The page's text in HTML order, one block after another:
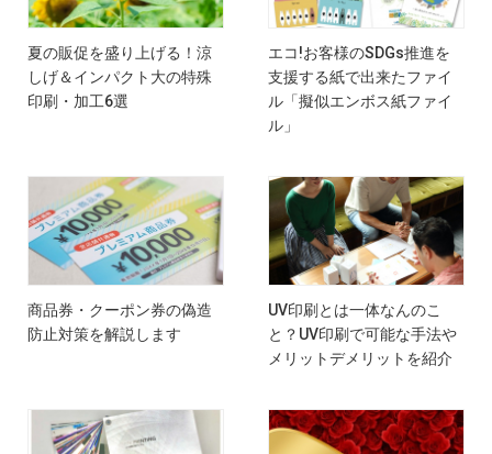
夏の販促を盛り上げる！涼
しげ＆インパクト大の特殊
印刷・加工6選
エコ!お客様のSDGs推進を
支援する紙で出来たファイ
ル「擬似エンボス紙ファイ
ル」
商品券・クーポン券の偽造
防止対策を解説します
UV印刷とは一体なんのこ
と？UV印刷で可能な手法や
メリットデメリットを紹介